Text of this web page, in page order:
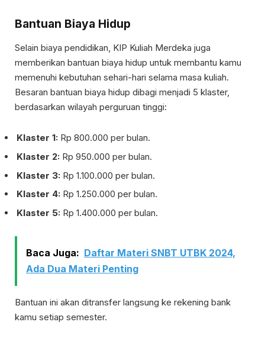
Bantuan Biaya Hidup
Selain biaya pendidikan, KIP Kuliah Merdeka juga
memberikan bantuan biaya hidup untuk membantu kamu
memenuhi kebutuhan sehari-hari selama masa kuliah.
Besaran bantuan biaya hidup dibagi menjadi 5 klaster,
berdasarkan wilayah perguruan tinggi:
Klaster 1: Rp 800.000 per bulan.
Klaster 2: Rp 950.000 per bulan.
Klaster 3: Rp 1.100.000 per bulan.
Klaster 4: Rp 1.250.000 per bulan.
Klaster 5: Rp 1.400.000 per bulan.
Baca Juga: Daftar Materi SNBT UTBK 2024,
Ada Dua Materi Penting
Bantuan ini akan ditransfer langsung ke rekening bank
kamu setiap semester.